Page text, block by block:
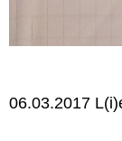
06.03.2017